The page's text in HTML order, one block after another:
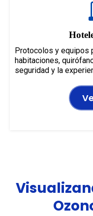
Protocolos y equipos
habitaciones,
seguridad y la